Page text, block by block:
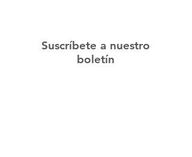
Suscríbete a nuestro
boletín